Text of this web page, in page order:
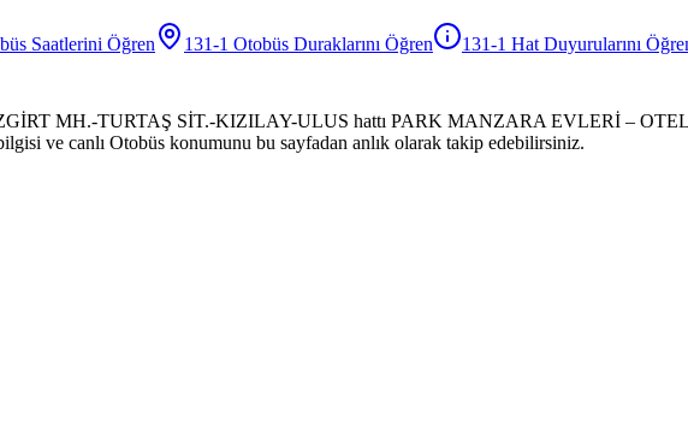
Saatlerini Öğren 131-1 Otobüs Duraklarını Öğren 131-1 Hat Duyurularını
MH.-TURTAŞ SİT.-KIZILAY-ULUS hattı PARK MANZARA EVLERİ – OTEL
ve canlı Otobüs konumunu bu sayfadan anlık olarak takip edebilirsiniz.